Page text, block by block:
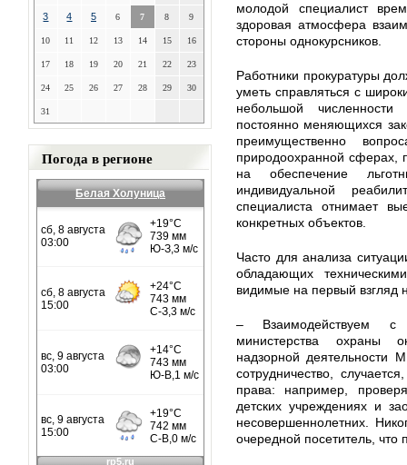
3 4 5 6 7 8 9
10 11 12 13 14 15 16
17 18 19 20 21 22 23
24 25 26 27 28 29 30
31
Погода в регионе
Белая Холуница
молодой специалист
здоровая атмосфера
стороны однокурсников.
Работники прокуратуры
уметь справляться с
небольшой
постоянно меняющихся
преимущественно
природоохранной сферах,
на обеспечение
индивидуальной
специалиста отнимает
конкретных объектов.
Часто для анализа
обладающих
видимые на первый взгляд
– Взаимодействуем с
министерства охраны
надзорной деятельности
сотрудничество,
права: например,
детских учреждениях и
несовершеннолетних.
очередной посетитель, что